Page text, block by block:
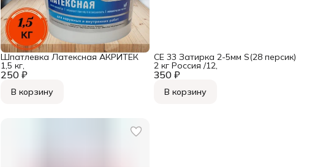
250 ₽
Шпатлевка Латексная АКРИТЕК
1,5 кг,
В корзину
350 ₽
СЕ 33 Затирка 2-5мм S(28 персик)
2 кг Россия /12,
В корзину